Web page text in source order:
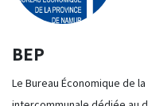
BEP
​Le Bureau Économique de